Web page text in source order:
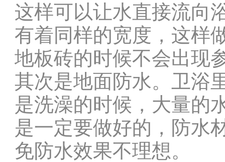
这样可以让水直接流向
有着同样的宽度，这样
地板砖的时候不会出现
其次是地面防水。卫浴
是洗澡的时候，大量的
是一定要做好的，防水
免防水效果不理想。